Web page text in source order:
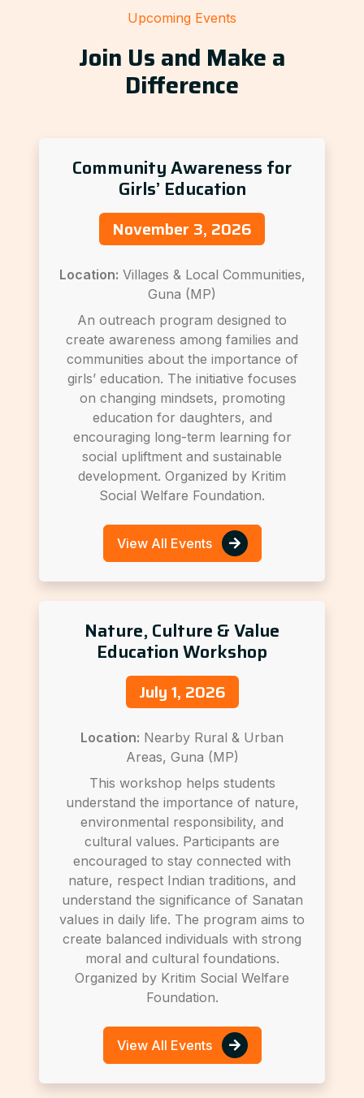
Upcoming Events
Join Us and Make a
Difference
Community Awareness for
Girls’ Education
November 3, 2026
Location: Villages & Local Communities,
Guna (MP)
An outreach program designed to
create awareness among families and
communities about the importance of
girls’ education. The initiative focuses
on changing mindsets, promoting
education for daughters, and
encouraging long-term learning for
social upliftment and sustainable
development. Organized by Kritim
Social Welfare Foundation.
View All Events
Nature, Culture & Value
Education Workshop
July 1, 2026
Location: Nearby Rural & Urban
Areas, Guna (MP)
This workshop helps students
understand the importance of nature,
environmental responsibility, and
cultural values. Participants are
encouraged to stay connected with
nature, respect Indian traditions, and
understand the significance of Sanatan
values in daily life. The program aims to
create balanced individuals with strong
moral and cultural foundations.
Organized by Kritim Social Welfare
Foundation.
View All Events